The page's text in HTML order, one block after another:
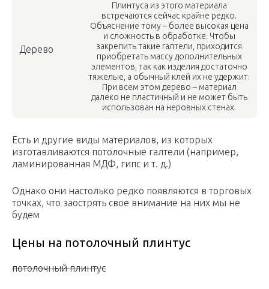
Дерево
Плинтуса из этого материала
встречаются сейчас крайне редко.
Объяснение тому – более высокая цена
и сложность в обработке. Чтобы
закрепить такие галтели, приходится
приобретать массу дополнительных
элементов, так как изделия достаточно
тяжелые, а обычный клей их не удержит.
При всем этом дерево – материал
далеко не пластичный и не может быть
использован на неровных стенах.
Есть и другие виды материалов, из которых
изготавливаются потолочные галтели (например,
ламинированная МДФ, гипс и т. д.)
Однако они настолько редко появляются в торговых
точках, что заострять свое внимание на них мы не
будем
Цены на потолочный плинтус
потолочный плинтус